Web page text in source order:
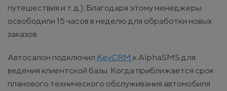
путешествия и т. д.). Благодаря этому менеджеры
освободили 15 часов в неделю для обработки новых
заказов.
Автосалон подключил KeyCRM к AlphaSMS для
ведения клиентской базы. Когда приближается срок
планового технического обслуживания автомобиля